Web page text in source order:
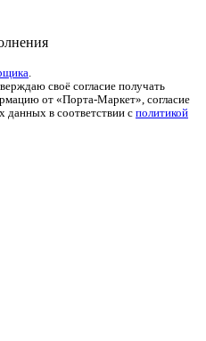
.
своё согласие получать
от «Порта-Маркет», согласие
данных в соответствии с политикой